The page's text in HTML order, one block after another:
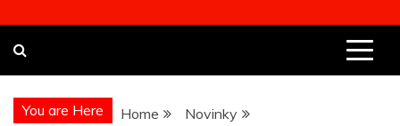
You are Here Home
Novinky